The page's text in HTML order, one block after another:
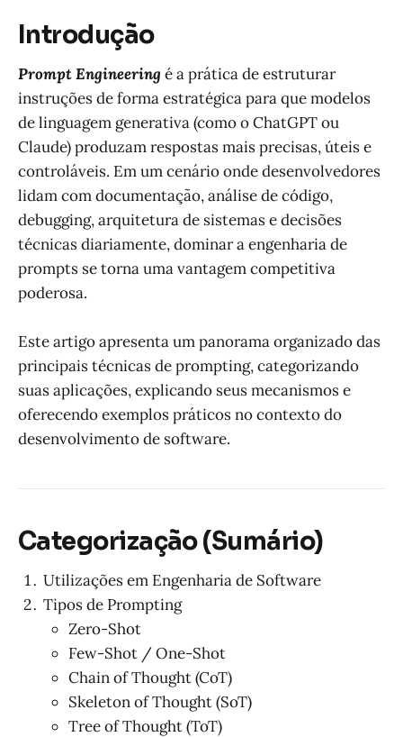
Introdução
Prompt Engineering é a prática de estruturar
instruções de forma estratégica para que modelos
de linguagem generativa (como o ChatGPT ou
Claude) produzam respostas mais precisas, úteis e
controláveis. Em um cenário onde desenvolvedores
lidam com documentação, análise de código,
debugging, arquitetura de sistemas e decisões
técnicas diariamente, dominar a engenharia de
prompts se torna uma vantagem competitiva
poderosa.
Este artigo apresenta um panorama organizado das
principais técnicas de prompting, categorizando
suas aplicações, explicando seus mecanismos e
oferecendo exemplos práticos no contexto do
desenvolvimento de software.
Categorização (Sumário)
Utilizações em Engenharia de Software
Tipos de Prompting
Zero-Shot
Few-Shot / One-Shot
Chain of Thought (CoT)
Skeleton of Thought (SoT)
Tree of Thought (ToT)